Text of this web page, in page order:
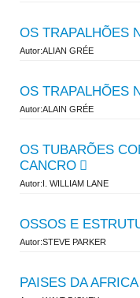
OS TRAPALHÕES
Autor:ALIAN GRÉE
OS TRAPALHÕES
Autor:ALAIN GRÉE
OS TUBARÕES
CANCRO
Autor:I. WILLIAM LANE
OSSOS E
Autor:STEVE PARKER
PAISES DA